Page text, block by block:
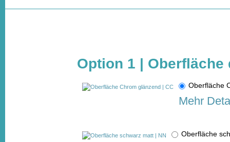
Option 1 |
Oberfläche
Mehr
Oberfläche